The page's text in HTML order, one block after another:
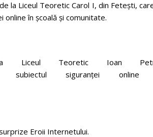
la Liceul Teoretic Carol I, din Fetești,
în școală și comunitate.
Teoretic Ioan
siguranței online
Eroii Internetului.